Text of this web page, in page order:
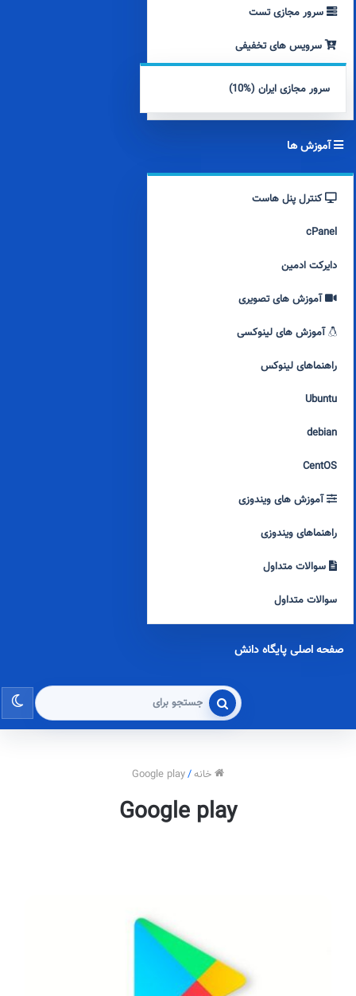
سرور مجازی تست
سرویس های تخفیفی
سرور مجازی ایران (%10)
آموزش ها
کنترل پنل هاست
cPanel
دایرکت ادمین
آموزش های تصویری
آموزش های لینوکسی
راهنماهای لینوکس
Ubuntu
debian
CentOS
آموزش های ویندوزی
راهنماهای ویندوزی
سوالات متداول
سوالات متداول
صفحه اصلی پایگاه دانش
جستجو
برای
خانه/
Google play
Google play